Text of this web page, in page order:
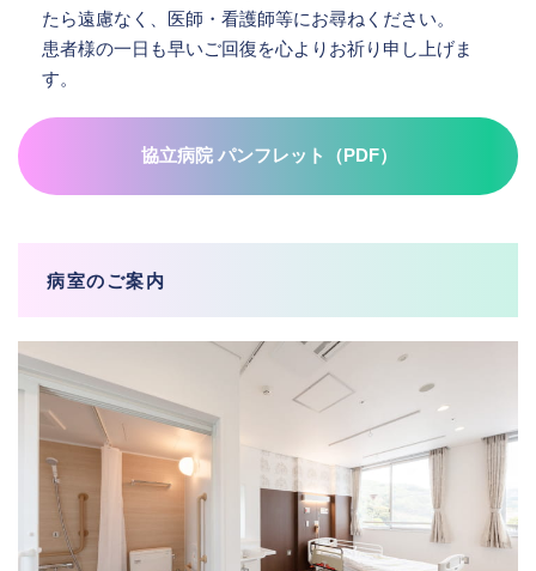
たら遠慮なく、医師・看護師等にお尋ねください。
患者様の一日も早いご回復を心よりお祈り申し上げま
す。
協立病院 パンフレット（PDF）
病室のご案内